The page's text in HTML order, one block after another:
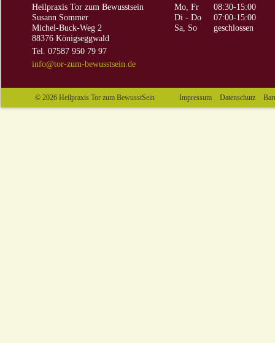
Heilpraxis Tor zum Bewusstsein
Susann Sommer
Michel-Buck-Weg 2
88376 Königseggwald
Tel. 07587 950 79 97
info@tor-zum-bewusstsein.de
Mo, Fr
08:30-15:00
Di - Do
07:00-15:00
Sa, So
geschlossen
© 2026 Heilpraxis Tor zum BewusstSein Impressum Datenschutz